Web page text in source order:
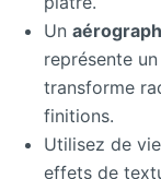
Un
représente
transforme
finitions.
Utilisez de
effets de